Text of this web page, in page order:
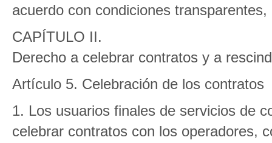
acuerdo con condiciones
CAPÍTULO II.
Derecho a celebrar contratos y a
Artículo 5. Celebración de los contratos
1. Los usuarios finales de servicios de
celebrar contratos con los operadores,